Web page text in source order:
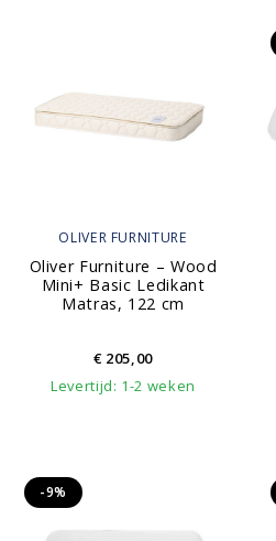
OLIVER FURNITURE
Oliver Furniture – Wood
Mini+ Basic Ledikant
Matras, 122 cm
€205,00
Levertijd: 1-2 weken
-9%